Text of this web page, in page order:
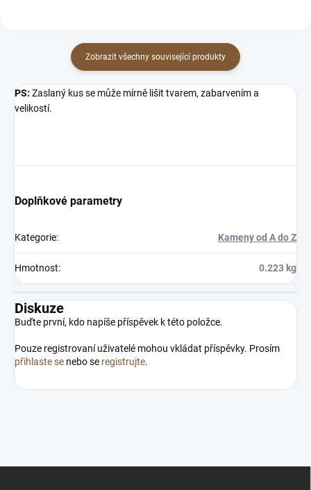
Zobrazit všechny související produkty
PS: Zaslaný kus se může mírně lišit tvarem, zabarvením a
velikostí.
Doplňkové parametry
Kategorie: Kameny od A do Z
Hmotnost: 0.223 kg
Diskuze
Buďte první, kdo napíše příspěvek k této položce.
Pouze registrovaní uživatelé mohou vkládat příspěvky. Prosím
přihlaste se nebo se registrujte.
×
newsletteru! :)